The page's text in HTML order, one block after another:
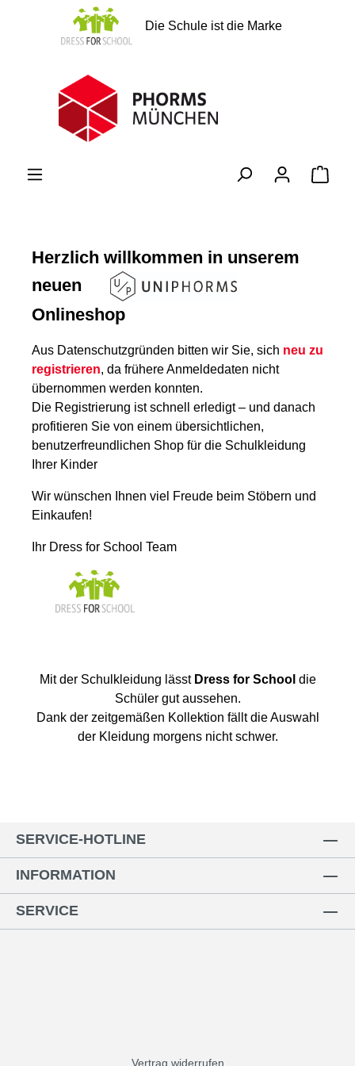
springen
Die Schule ist die Marke
Herzlich willkommen in unserem
neuen
Onlineshop
Aus Datenschutzgründen bitten wir Sie, sich neu zu
registrieren, da frühere Anmeldedaten nicht
übernommen werden konnten.
Die Registrierung ist schnell erledigt – und danach
profitieren Sie von einem übersichtlichen,
benutzerfreundlichen Shop für die Schulkleidung
Ihrer Kinder
Wir wünschen Ihnen viel Freude beim Stöbern und
Einkaufen!
Ihr Dress for School Team
Mit der Schulkleidung lässt Dress for School die
Schüler gut aussehen.
Dank der zeitgemäßen Kollektion fällt die Auswahl
der Kleidung morgens nicht schwer.
SERVICE-HOTLINE
INFORMATION
SERVICE
Vertrag widerrufen